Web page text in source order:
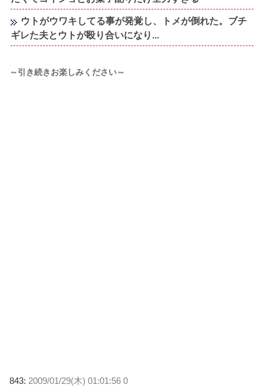
ウトがウワキしてる事が発覚し、トメが倒れた。ブチ
ギレた夫とウトが殴り合いになり...
～引き続きお楽しみください～
843: 2009/01/29(木) 01:01:56 0